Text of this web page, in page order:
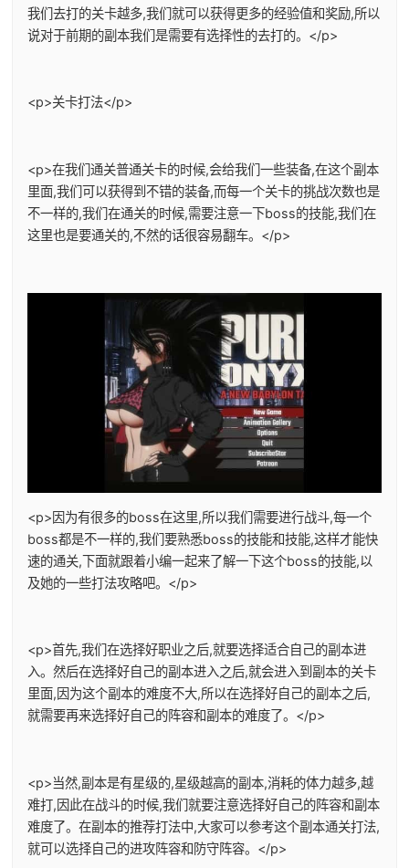
我们去打的关卡越多,我们就可以获得更多的经验值和奖励,所以
说对于前期的副本我们是需要有选择性的去打的。</p>
<p>关卡打法</p>
<p>在我们通关普通关卡的时候,会给我们一些装备,在这个副本
里面,我们可以获得到不错的装备,而每一个关卡的挑战次数也是
不一样的,我们在通关的时候,需要注意一下boss的技能,我们在
这里也是要通关的,不然的话很容易翻车。</p>
<p>因为有很多的boss在这里,所以我们需要进行战斗,每一个
boss都是不一样的,我们要熟悉boss的技能和技能,这样才能快
速的通关,下面就跟着小编一起来了解一下这个boss的技能,以
及她的一些打法攻略吧。</p>
<p>首先,我们在选择好职业之后,就要选择适合自己的副本进
入。然后在选择好自己的副本进入之后,就会进入到副本的关卡
里面,因为这个副本的难度不大,所以在选择好自己的副本之后,
就需要再来选择好自己的阵容和副本的难度了。</p>
<p>当然,副本是有星级的,星级越高的副本,消耗的体力越多,越
难打,因此在战斗的时候,我们就要注意选择好自己的阵容和副本
难度了。在副本的推荐打法中,大家可以参考这个副本通关打法,
就可以选择自己的进攻阵容和防守阵容。</p>